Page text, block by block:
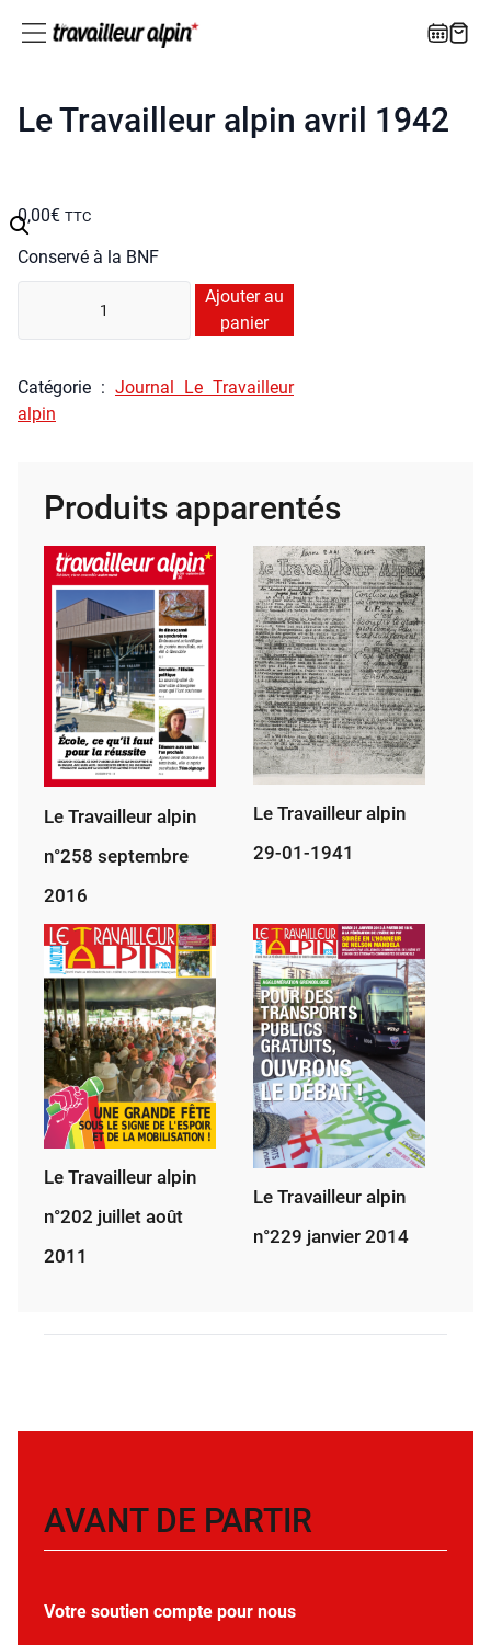
Le Travailleur alpin avril 1942
0,00€ TTC
Conser­vé à la BNF
té
Le
Tra­
avril
Ajouter au
panier
Caté­go­rie : Jour­nal Le Tra­vailleur
alpin
Produits apparentés
Le Travailleur alpin
n°258 septembre
2016
Le Travailleur alpin
29-01-1941
Le Travailleur alpin
n°202 juillet août
2011
Le Travailleur alpin
n°229 janvier 2014
AVANT DE PARTIR
Votre soutien compte pour nous